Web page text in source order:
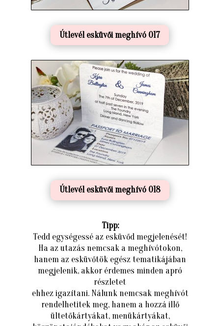
Útlevél esküvői meghívó 017
Útlevél esküvői meghívó 018
Tipp:
Tedd egységessé az esküvőd megjelenését!
Ha az utazás nemcsak a meghívótokon,
hanem az esküvőtök egész tematikájában
megjelenik, akkor érdemes minden apró
részletet
ehhez igazítani. Nálunk nemcsak meghívót
rendelhetitek meg, hanem a hozzá illő
ültetőkártyákat, menükártyákat,